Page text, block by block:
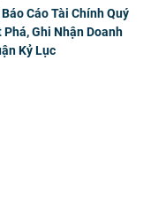
Cáo Tài Chính Quý
Ghi Nhận Doanh
Kỷ Lục